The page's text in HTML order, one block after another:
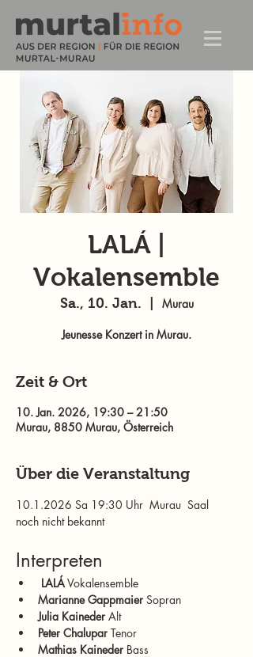
LALÁ |
Vokalensemble
Sa., 10. Jan. Murau
Jeunesse Konzert in Murau.
Zeit & Ort
10. Jan. 2026, 19:30 – 21:50
Murau, 8850 Murau, Österreich
Über die Veranstaltung
10.1.2026 Sa 19:30 Uhr  Murau  Saal
noch nicht bekannt
Interpreten
LALÁ Vokalensemble
Marianne Gappmaier Sopran
Julia Kaineder Alt
Peter Chalupar Tenor
Mathias Kaineder Bass